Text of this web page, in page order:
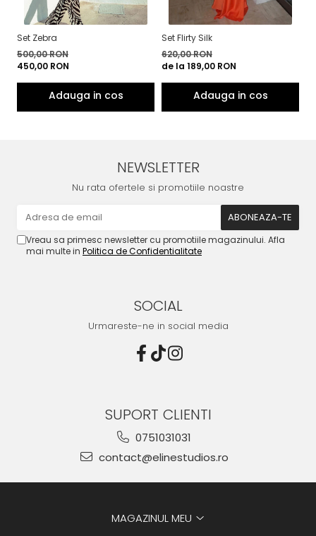
Set Zebra
500,00 RON
450,00 RON
Set Flirty Silk
620,00 RON
de la 189,00 RON
NEWSLETTER
Nu rata ofertele si promotiile noastre
Vreau sa primesc newsletter cu promotiile magazinului. Afla
mai multe in Politica de Confidentialitate
SOCIAL
Urmareste-ne in social media
SUPORT CLIENTI
0751031031
contact@elinestudios.ro
MAGAZINUL MEU